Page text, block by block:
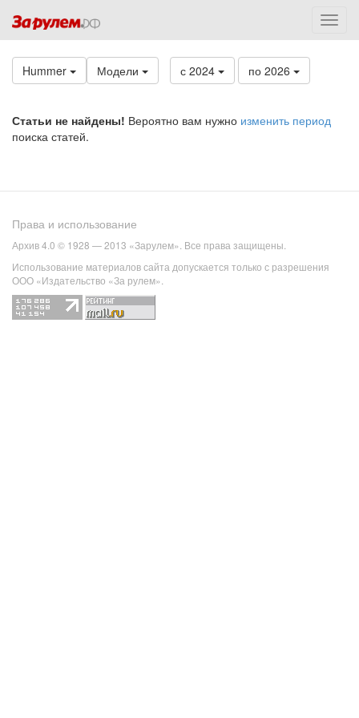
Hummer Модели с 2024 по 2026
Статьи не найдены! Вероятно вам нужно изменить период
поиска статей.
Права и использование
Архив 4.0 © 1928 — 2013 «Зарулем». Все права защищены.
Использование материалов сайта допускается только с разрешения
ООО «Издательство «За рулем».